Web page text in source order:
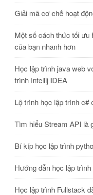
Giải mã cơ chế hoạt
Một số cách thức tối ưu
của bạn nhanh hơn
Học lập trình java web
trình Intellij IDEA
Lộ trình học lập trình
Tìm hiểu Stream API là
Bí kíp học lập trình
Hướng dẫn học lập
Học lập trình Fullstack